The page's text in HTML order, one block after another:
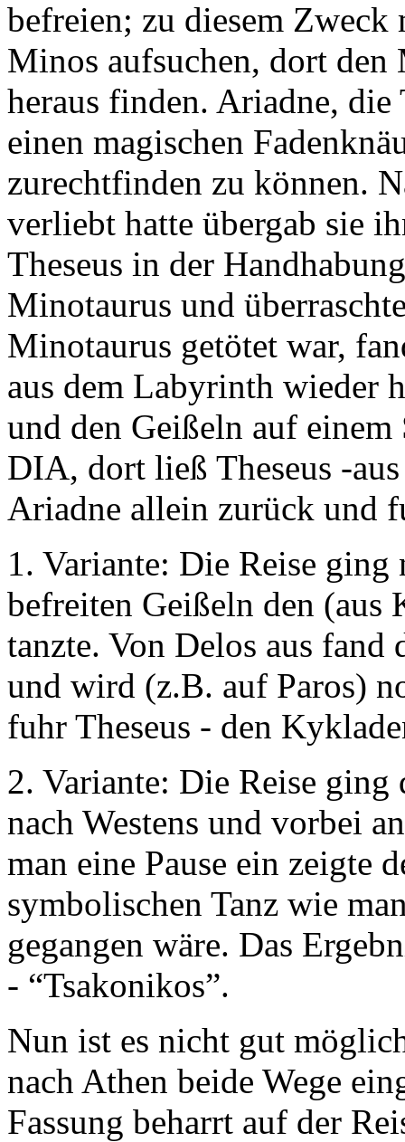
befreien; zu diesem Zweck
Minos aufsuchen, dort
heraus finden. Ariadne,
einen magischen
zurechtfinden zu können.
verliebt hatte übergab sie
Theseus in der
Minotaurus und
Minotaurus getötet war,
aus dem Labyrinth wieder
und den Geißeln auf
DIA, dort ließ Theseus -
Ariadne allein zurück und
1. Variante: Die Reise ging
befreiten Geißeln den (aus
tanzte. Von Delos aus
und wird (z.B. auf Paros)
fuhr Theseus - den
2. Variante: Die Reise
nach Westens und vorbei
man eine Pause ein zeigte
symbolischen Tanz wie
gegangen wäre. Das
- “Tsakonikos”.
Nun ist es nicht gut
nach Athen beide Wege
Fassung beharrt auf der